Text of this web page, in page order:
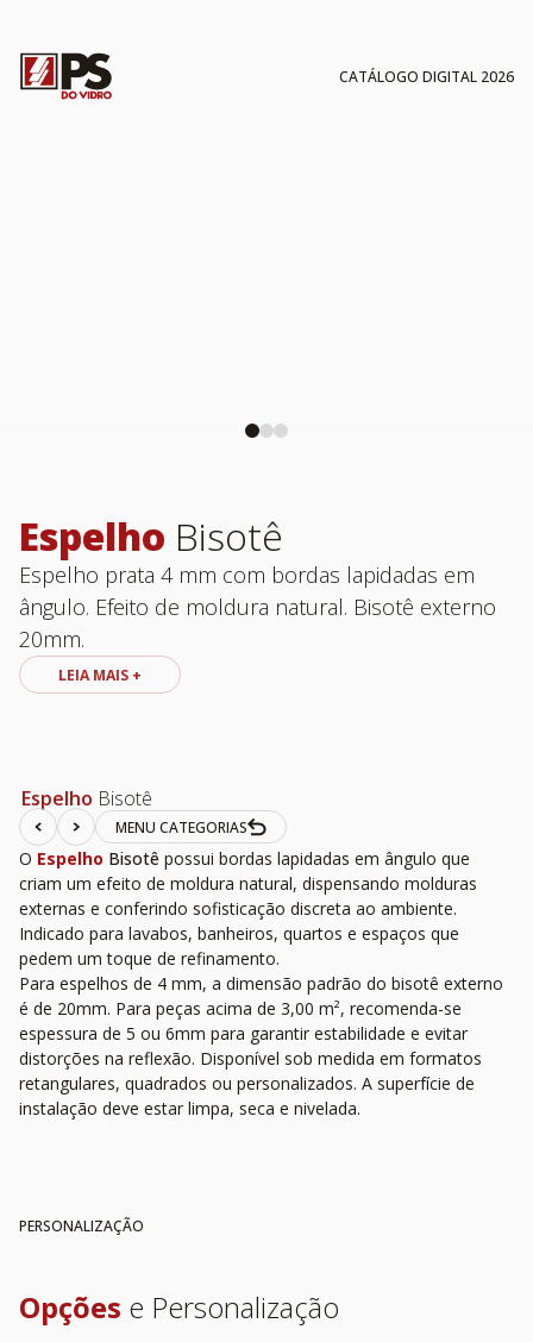
CATÁLOGO DIGITAL 2026
Espelho Bisotê
Espelho prata 4 mm com bordas lapidadas em
ângulo. Efeito de moldura natural. Bisotê externo
20mm.
LEIA MAIS +
Espelho Bisotê
MENU CATEGORIAS
O Espelho Bisotê possui bordas lapidadas em ângulo que
criam um efeito de moldura natural, dispensando molduras
externas e conferindo sofisticação discreta ao ambiente.
Indicado para lavabos, banheiros, quartos e espaços que
pedem um toque de refinamento.
Para espelhos de 4 mm, a dimensão padrão do bisotê externo
é de 20mm. Para peças acima de 3,00 m², recomenda-se
espessura de 5 ou 6mm para garantir estabilidade e evitar
distorções na reflexão. Disponível sob medida em formatos
retangulares, quadrados ou personalizados. A superfície de
instalação deve estar limpa, seca e nivelada.
PERSONALIZAÇÃO
Opções e Personalização